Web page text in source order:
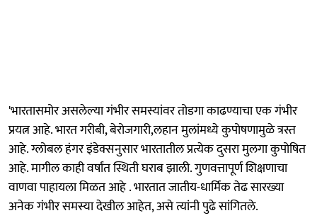
'भारतासमोर असलेल्या गंभीर समस्यांवर तोडगा काढण्याचा एक गंभीर
प्रयत्न आहे. भारत गरीबी, बेरोजगारी,लहान मुलांमध्ये कुपोषणामुळे त्रस्त
आहे. ग्लोबल हंगर इंडेक्सनुसार भारतातील प्रत्येक दुसरा मुलगा कुपोषित
आहे. मागील काही वर्षांत स्थिती घराब झाली. गुणवत्तापूर्ण शिक्षणाचा
वाणवा पाहायला मिळत आहे . भारतात जातीय-धार्मिक तेढ सारख्या
अनेक गंभीर समस्या देखील आहेत, असे त्यांनी पुढे सांगितले.